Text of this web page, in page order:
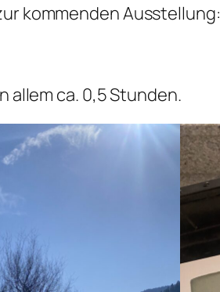
kommenden Ausstellung:
allem ca. 0,5 Stunden.